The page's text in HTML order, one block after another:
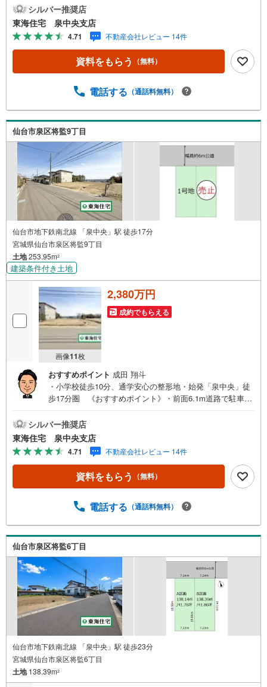
幅29.4mの公道接道で車両出入りも安心！《周辺環境》・
みやぎ生協 市名坂店徒歩11分・七北田小学校 徒歩6
分・七北田中学校 徒歩4分《ご予約・ご案内につい
て》お仕事終わりや、ご出勤前などの早朝・夜間の営業時
間外でもあなたのご要望に合わせて、ご対応させて頂きま
す！《ご相談・ご案内の目安》住宅ローン相談のみ 約30
時間～約2時間 ※1件～3件ご見学の場合 現地お待ち合わせ
シルバー推奨店
東海住宅 泉中央支店
4.71 不動産会社レビュー 14件
資料をもらう （無料）
電話する （通話料無料）
仙台市泉区将監9丁目
仙台市地下鉄南北線 「泉中央」駅 徒歩17分
宮城県仙台市泉区将監9丁目
土地253.95m2
建築条件付き土地
画像11枚
2,380万円
成約でもらえる
おすすめポイント 成田 翔斗
・小学校徒歩10分、通学安心の整形地・始発「泉中央」徒
歩17分圏 《おすすめポイント》・前面6.1m道路で駐車も
更地×即引渡、打合せから着工が早い・都市ガス対応、日々
の光熱費を抑える《周辺環境》・北野エース 仙台セルバテ
ラス店車で4分・将監九丁目公園徒歩4分《ご予約・ご案内
について》お仕事終わりや、ご出勤前などの早朝・夜間の
営業時間外でもあなたのご要望に合わせて、ご対応させて
頂きます！《ご相談・ご案内の目安》住宅ローン相談の
学 約1時間～約2時間 ※1件～3件ご見学の場合 現地お待
シルバー推奨店
東海住宅 泉中央支店
4.71 不動産会社レビュー 14件
資料をもらう （無料）
電話する （通話料無料）
仙台市泉区将監6丁目
仙台市地下鉄南北線 「泉中央」駅 徒歩23分
宮城県仙台市泉区将監6丁目
土地138.39m2